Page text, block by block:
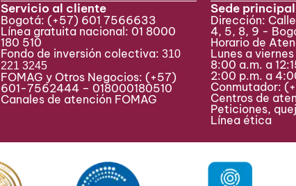
Servicio al cliente
Bogotá: (+57) 601 7566633
Línea gratuita nacional: 01 8000
180 510
Fondo de inversión colectiva: 310
221 3245
FOMAG y Otros Negocios: (+57)
601-7562444 – 018000180510
Canales de atención FOMAG
Sede principal
Dirección:
4, 5, 8, 9 -
Horario de
Lunes a viernes
8:00 a.m. a
2:00 p.m. a
Conmutador:
Centros de
Peticiones,
Línea ética